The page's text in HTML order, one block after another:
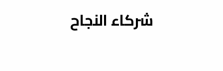
شركاء النجاح